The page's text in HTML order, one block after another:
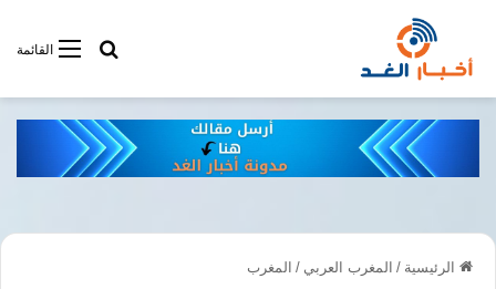
القائمةأبحت فى
الرئيسية / المغرب العربي / المغرب